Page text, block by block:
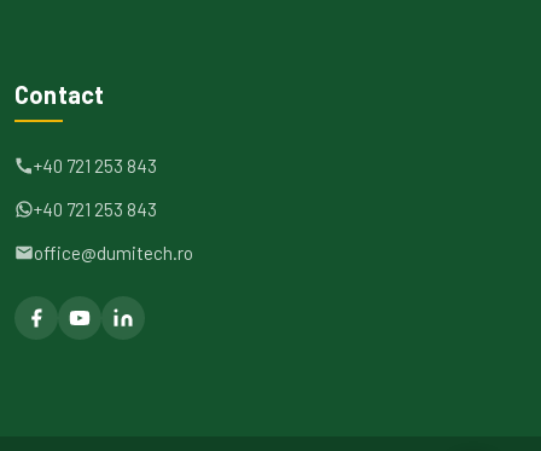
Contact
+40 721 253 843
+40 721 253 843
office@dumitech.ro